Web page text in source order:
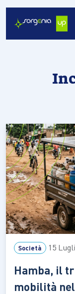
Società 15
Hamba, il
mobilità